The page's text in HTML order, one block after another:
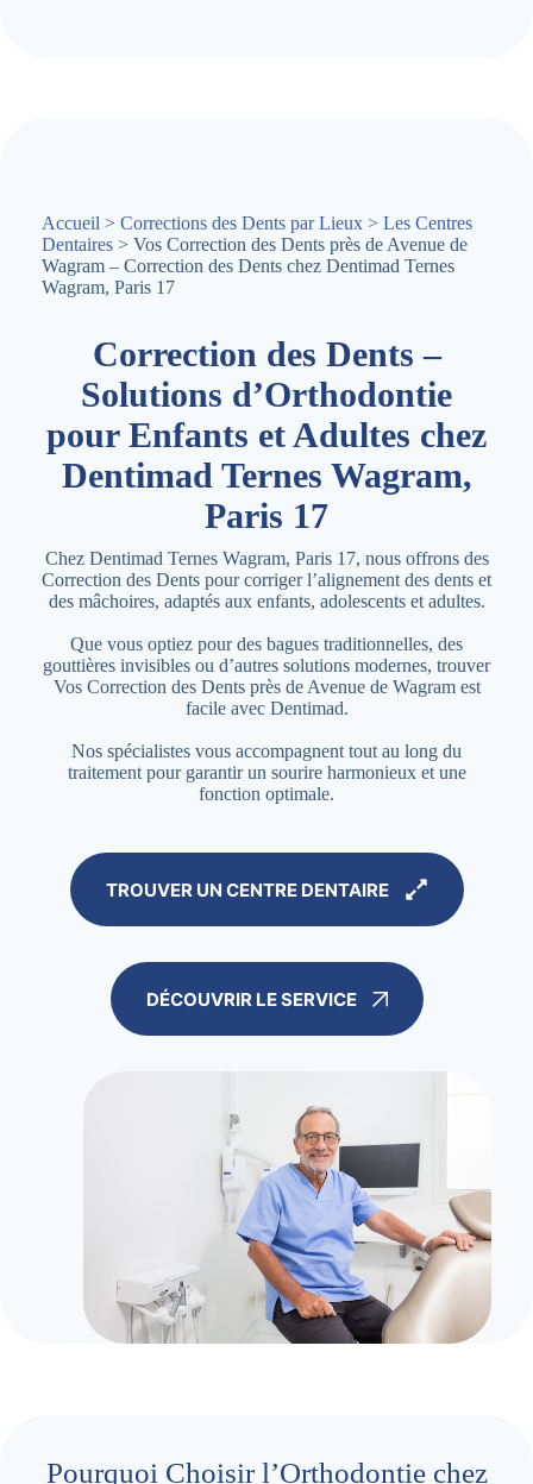
Accueil > Corrections des Dents par Lieux > Les Centres
Dentaires > Vos Correction des Dents près de Avenue de
Wagram – Correction des Dents chez Dentimad Ternes
Wagram, Paris 17
Correction des Dents –
Solutions d’Orthodontie
pour Enfants et Adultes chez
Dentimad Ternes Wagram,
Paris 17
Chez Dentimad Ternes Wagram, Paris 17, nous offrons des
Correction des Dents pour corriger l’alignement des dents et
des mâchoires, adaptés aux enfants, adolescents et adultes.
Que vous optiez pour des bagues traditionnelles, des
gouttières invisibles ou d’autres solutions modernes, trouver
Vos Correction des Dents près de Avenue de Wagram est
facile avec Dentimad.
Nos spécialistes vous accompagnent tout au long du
traitement pour garantir un sourire harmonieux et une
fonction optimale.
TROUVER UN CENTRE DENTAIRE
DÉCOUVRIR LE SERVICE
Pourquoi Choisir l’Orthodontie chez